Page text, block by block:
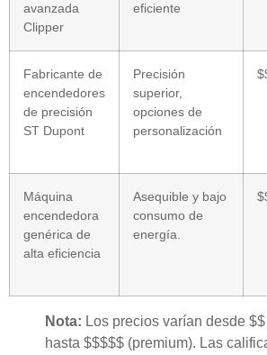
avanzada
Clipper
eficiente
Fabricante de
encendedores
de precisión
ST Dupont
Precisión
superior,
opciones de
personalización
Máquina
encendedora
genérica de
alta eficiencia
Asequible y bajo
consumo de
energía.
Nota: Los precios varían desde
hasta $$$$$ (premium). Las